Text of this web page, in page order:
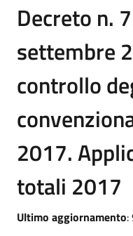
Decreto n.
settembre
controllo
2017.
totali 2017
Ultimo aggiornamento: